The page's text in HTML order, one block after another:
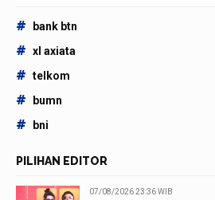
# bank btn
# xl axiata
# telkom
# bumn
# bni
PILIHAN EDITOR
07/08/2026 23:36 WIB